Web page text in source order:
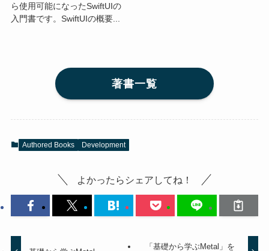
ら使用可能になったSwiftUIの
入門書です。SwiftUIの概要...
著書一覧
Authored Books Development
よかったらシェアしてね！
「基礎から学ぶMetal」を